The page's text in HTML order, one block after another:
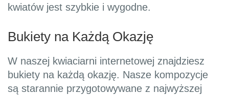
kwiatów jest szybkie i wygodne.
Bukiety na Każdą Okazję
W naszej kwiaciarni internetowej znajdziesz
bukiety na każdą okazję. Nasze kompozycje
są starannie przygotowywane z najwyższej